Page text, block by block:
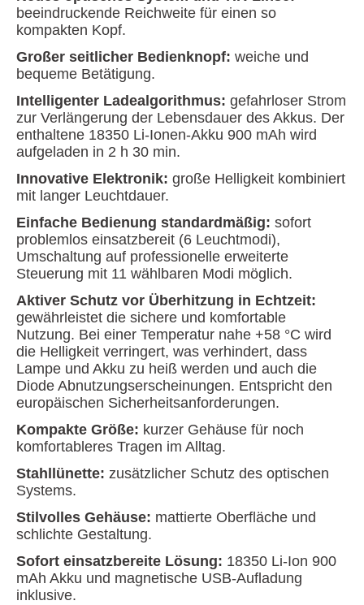
beeindruckende Reichweite für einen so
kompakten Kopf.
Großer seitlicher Bedienknopf: weiche und
bequeme Betätigung.
Intelligenter Ladealgorithmus: gefahrloser Strom
zur Verlängerung der Lebensdauer des Akkus. Der
enthaltene 18350 Li-Ionen-Akku 900 mAh wird
aufgeladen in 2 h 30 min.
Innovative Elektronik: große Helligkeit kombiniert
mit langer Leuchtdauer.
Einfache Bedienung standardmäßig: sofort
problemlos einsatzbereit (6 Leuchtmodi),
Umschaltung auf professionelle erweiterte
Steuerung mit 11 wählbaren Modi möglich.
Aktiver Schutz vor Überhitzung in Echtzeit:
gewährleistet die sichere und komfortable
Nutzung. Bei einer Temperatur nahe +58 °C wird
die Helligkeit verringert, was verhindert, dass
Lampe und Akku zu heiß werden und auch die
Diode Abnutzungserscheinungen. Entspricht den
europäischen Sicherheitsanforderungen.
Kompakte Größe: kurzer Gehäuse für noch
komfortableres Tragen im Alltag.
Stahllünette: zusätzlicher Schutz des optischen
Systems.
Stilvolles Gehäuse: mattierte Oberfläche und
schlichte Gestaltung.
Sofort einsatzbereite Lösung: 18350 Li-Ion 900
mAh Akku und magnetische USB-Aufladung
inklusive.